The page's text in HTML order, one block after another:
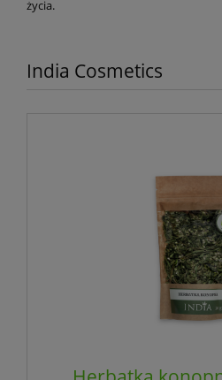
życia.
India Cosmetics